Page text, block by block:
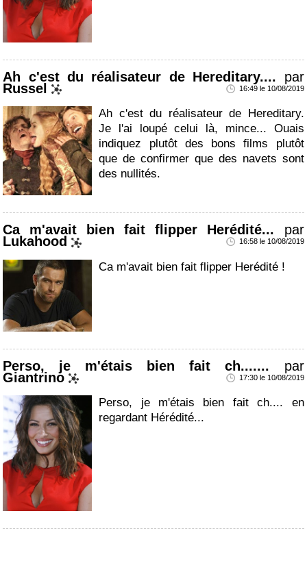
Ah c'est du réalisateur de Hereditary.... par
Russel 16:49 le 10/08/2019
Ah c'est du réalisateur de Hereditary.
Je l'ai loupé celui là, mince... Ouais
indiquez plutôt des bons films plutôt
que de confirmer que des navets sont
des nullités.
Ca m'avait bien fait flipper Herédité... par
Lukahood 16:58 le 10/08/2019
Ca m'avait bien fait flipper Herédité !
Perso, je m'étais bien fait ch....... par
Giantrino 17:30 le 10/08/2019
Perso, je m'étais bien fait ch.... en
regardant Hérédité...